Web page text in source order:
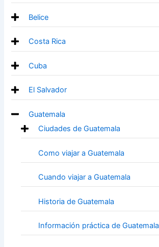
Belice
Costa Rica
Cuba
El Salvador
Guatemala
Ciudades de Guatemala
Como viajar a Guatemala
Cuando viajar a Guatemala
Historia de Guatemala
Información práctica de Guatemala